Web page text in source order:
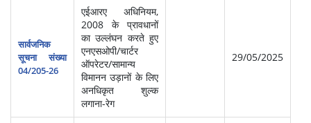
सार्वजनिक
सूचना संख्या
04/205-26
एईआरए अधिनियम,
2008 के प्रावधानों
का उल्लंघन करते हुए
एनएसओपी/चार्टर
ऑपरेटर/सामान्य
विमानन उड़ानों के लिए
अनधिकृत शुल्क
लगाना-रेग
29/05/2025